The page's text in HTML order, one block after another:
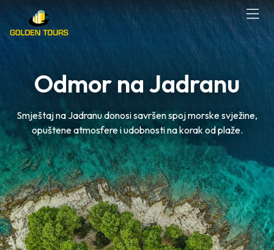
Odmor na Jadranu
Smještaj na Jadranu donosi savršen spoj morske svježine,
opuštene atmosfere i udobnosti na korak od plaže.